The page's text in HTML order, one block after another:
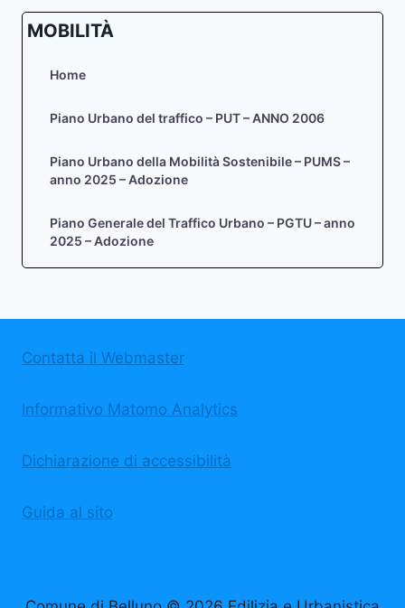
MOBILITÀ
Home
Piano Urbano del traffico – PUT – ANNO 2006
Piano Urbano della Mobilità Sostenibile – PUMS –
anno 2025 – Adozione
Piano Generale del Traffico Urbano – PGTU – anno
2025 – Adozione
Contatta il Webmaster
Informativo Matomo Analytics
Dichiarazione di accessibilità
Guida al sito